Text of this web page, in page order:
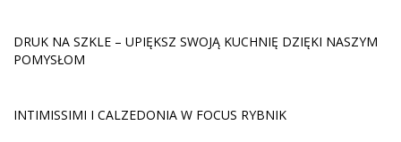
DRUK NA SZKLE – UPIĘKSZ SWOJĄ KUCHNIĘ DZIĘKI NASZYM
POMYSŁOM
INTIMISSIMI I CALZEDONIA W FOCUS RYBNIK